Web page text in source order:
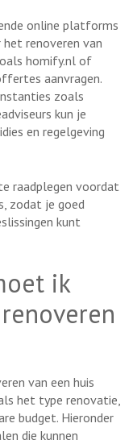
online platforms
renoveren van
homify.nl of
aanvragen.
zoals
kun je
en regelgeving
raadplegen voordat
zodat je goed
kunt
ik
van een huis
het type renovatie,
budget. Hieronder
die kunnen